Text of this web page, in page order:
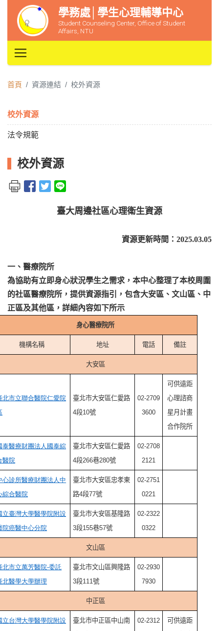
學務處│學生心理輔導中心
Student Counseling Center, Office of Student
Affairs, NTU
首頁 資源連結 校外資源
校外資源
法令規範
校外資源
臺大周邊社區心理衛生資源
資源更新時間：2025.03.05
一、醫療院所
為協助有立即身心狀況學生之需求，本中心整理了本校周圍
的社區醫療院所，提供資源指引，包含大安區、文山區、中
正區及其他區，詳細內容如下所示
身心醫療院所
機構名稱 地址 電話 備註
大安區
北市立聯合醫院仁愛院
臺北市大安區仁愛路
4段10號
02-2709
3600
可供遠距
心理諮商
星月計畫
合作院所
泰醫療財團法人國泰綜
醫院
臺北市大安區仁愛路
4段266巷280號
02-2708
2121
心診所醫療財團法人中
綜合醫院
臺北市大安區忠孝東
路4段77號
02-2751
0221
立臺灣大學醫學院附設
院癌醫中心分院
臺北市大安區基隆路
3段155巷57號
02-2322
0322
文山區
北市立萬芳醫院-委託
北醫學大學辦理
臺北市文山區興隆路
3段111號
02-2930
7930
中正區
立台灣大學醫學院附設
臺北市中正區中山南
02-2312
可供遠距